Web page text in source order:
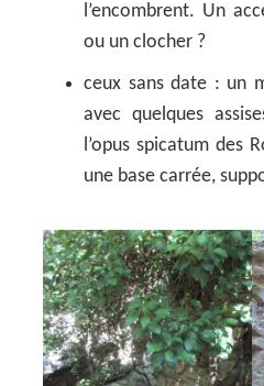
l’encombrent. Un
ou un clocher ?
ceux sans date : un
avec quelques
l’opus spicatum des
une base carrée,